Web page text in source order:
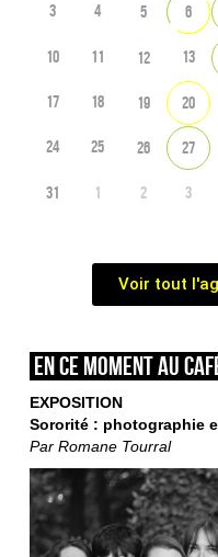
3 4 5 6
10 11 12 13
17 18 19 20
24 25 26 27
31 1 2 3
Voir tout
En ce moment au
EXPOSITION
Sororité : photographie
Par Romane Tourral